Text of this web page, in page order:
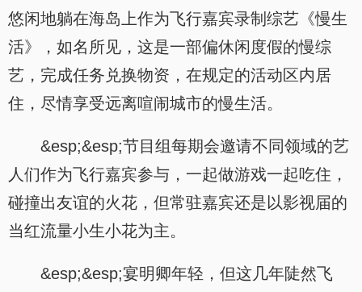
悠闲地躺在海岛上作为飞行嘉宾录制综艺《慢生
活》，如名所见，这是一部偏休闲度假的慢综
艺，完成任务兑换物资，在规定的活动区内居
住，尽情享受远离喧闹城市的慢生活。
&esp;&esp;节目组每期会邀请不同领域的艺
人们作为飞行嘉宾参与，一起做游戏一起吃住，
碰撞出友谊的火花，但常驻嘉宾还是以影视届的
当红流量小生小花为主。
&esp;&esp;宴明卿年轻，但这几年陡然飞